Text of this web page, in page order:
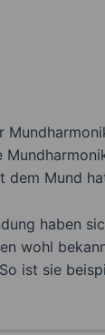
dem Mund
haben
wohl
ist sie